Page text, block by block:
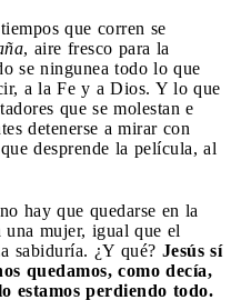
que corren se
, aire fresco para la
se ningunea todo lo que
a la Fe y a Dios. Y lo que
que se molestan e
detenerse a mirar con
desprende la película, al
no hay que quedarse en la
mujer, igual que el
sabiduría. ¿Y qué? Jesús sí
quedamos, como decía,
estamos perdiendo todo.